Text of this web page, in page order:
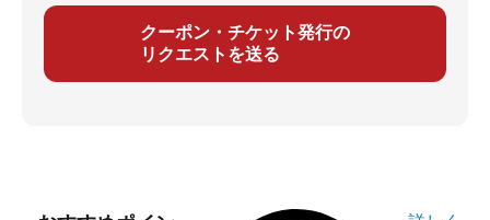
クーポン・チケット発行の
リクエストを送る